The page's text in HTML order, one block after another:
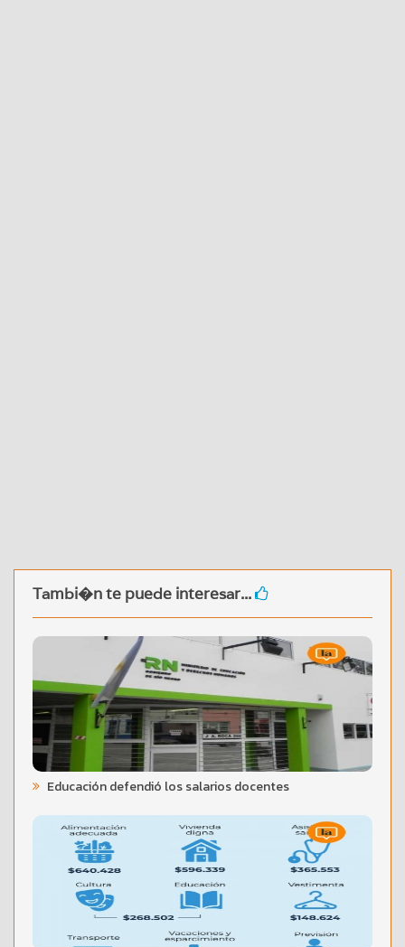
Tambi�n te puede interesar...
Educación defendió los salarios docentes